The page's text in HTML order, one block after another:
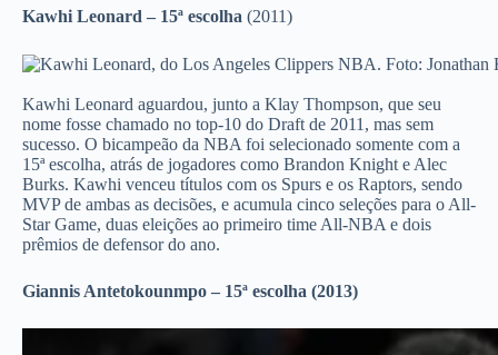
Kawhi Leonard – 15ª escolha (2011)
Kawhi Leonard aguardou, junto a Klay Thompson, que seu
nome fosse chamado no top-10 do Draft de 2011, mas sem
sucesso. O bicampeão da NBA foi selecionado somente com a
15ª escolha, atrás de jogadores como Brandon Knight e Alec
Burks. Kawhi venceu títulos com os Spurs e os Raptors, sendo
MVP de ambas as decisões, e acumula cinco seleções para o All-
Star Game, duas eleições ao primeiro time All-NBA e dois
prêmios de defensor do ano.
Giannis Antetokounmpo – 15ª escolha (2013)